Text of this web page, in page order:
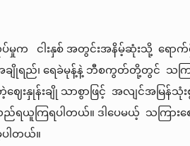
က ငါးနှစ် အတွင်းအနိမ့်ဆုံးသို့ ရောက်
ချိုရည်၊ ရေခဲမုန့်နဲ့ ဘီစကွတ်တို့တွင် သက
ဈေးနှုန်းချို သာစွာဖြင့် အလျင်အမြန်သုံ
ည်ရယူကြရပါတယ်။ ဒါပေမယ့် သကြာ
ါတယ်။